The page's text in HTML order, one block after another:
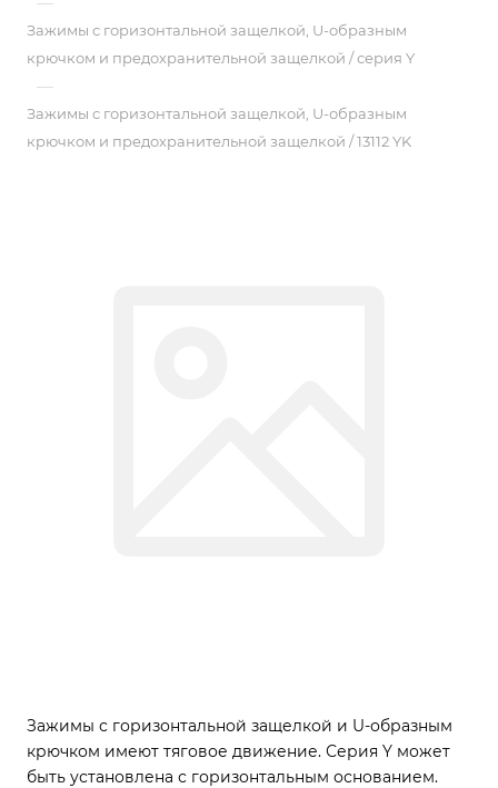
Зажимы с горизонтальной защелкой, U-образным
крючком и предохранительной защелкой / серия Y
—
Зажимы с горизонтальной защелкой, U-образным
крючком и предохранительной защелкой / 13112 YK
Зажимы с горизонтальной защелкой и U-образным
крючком имеют тяговое движение. Серия Y может
быть установлена ​​с горизонтальным основанием.